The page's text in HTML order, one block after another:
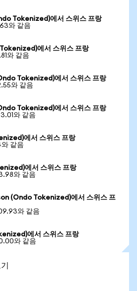
Tokenized)에서 스위스 프랑
와 같음
에서 스위스 프랑
와 같음
Tokenized)에서 스위스 프랑
와 같음
Tokenized)에서 스위스 프랑
와 같음
에서 스위스 프랑
와 같음
에서 스위스 프랑
와 같음
(Ondo Tokenized)에서 스위스 프
와 같음
에서 스위스 프랑
와 같음